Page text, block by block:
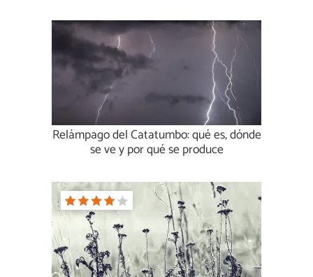
Relámpago del Catatumbo: qué es, dónde
se ve y por qué se produce